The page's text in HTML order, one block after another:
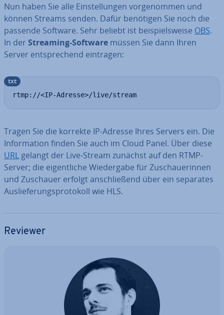
Nun haben Sie alle Ein­stel­lun­gen vor­ge­nom­men und
können Streams senden. Dafür benötigen Sie noch die
passende Software. Sehr beliebt ist bei­spiels­wei­se OBS.
In der Streaming-Software müssen Sie dann Ihren
Server ent­spre­chend eintragen:
rtmp://<IP-Adresse>/live/stream
txt
Tragen Sie die korrekte IP-Adresse Ihres Servers ein. Die
In­for­ma­ti­on finden Sie auch im Cloud Panel. Über diese
URL gelangt der Live-Stream zunächst auf den RTMP-
Server; die ei­gent­li­che Wie­der­ga­be für Zu­schaue­rin­nen
und Zuschauer erfolgt an­schlie­ßend über ein separates
Aus­lie­fe­rungs­pro­to­koll wie HLS.
Reviewer